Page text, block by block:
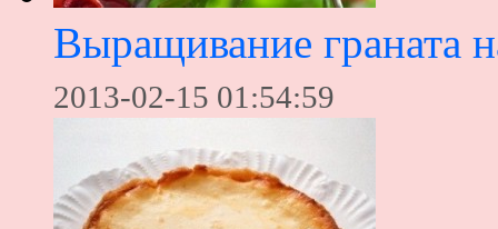
Выращивание граната
2013-02-15 01:54:59